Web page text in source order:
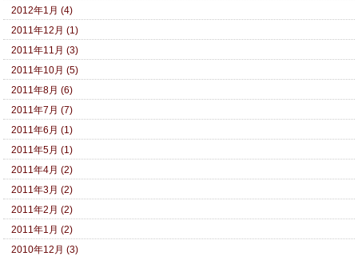
2012年1月 (4)
2011年12月 (1)
2011年11月 (3)
2011年10月 (5)
2011年8月 (6)
2011年7月 (7)
2011年6月 (1)
2011年5月 (1)
2011年4月 (2)
2011年3月 (2)
2011年2月 (2)
2011年1月 (2)
2010年12月 (3)